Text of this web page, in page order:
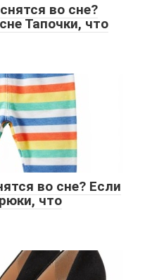
во сне?
Тапочки, что
во сне? Если
что